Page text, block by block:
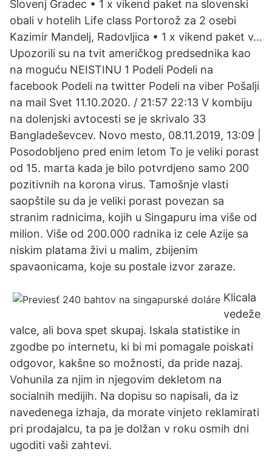
Slovenj Gradec • 1 x vikend paket na slovenski
obali v hotelih Life class Portorož za 2 osebi
Kazimir Mandelj, Radovljica • 1 x vikend paket v…
Upozorili su na tvit američkog predsednika kao
na moguću NEISTINU 1 Podeli Podeli na
facebook Podeli na twitter Podeli na viber Pošalji
na mail Svet 11.10.2020. / 21:57 22:13 V kombiju
na dolenjski avtocesti se je skrivalo 33
Bangladeševcev. Novo mesto, 08.11.2019, 13:09 |
Posodobljeno pred enim letom To je veliki porast
od 15. marta kada je bilo potvrdjeno samo 200
pozitivnih na korona virus. Tamošnje vlasti
saopštile su da je veliki porast povezan sa
stranim radnicima, kojih u Singapuru ima više od
milion. Više od 200.000 radnika iz cele Azije sa
niskim platama živi u malim, zbijenim
spavaonicama, koje su postale izvor zaraze.
Klicala
vedeže
valce, ali bova spet skupaj. Iskala statistike in
zgodbe po internetu, ki bi mi pomagale poiskati
odgovor, kakšne so možnosti, da pride nazaj.
Vohunila za njim in njegovim dekletom na
socialnih medijih. Na dopisu so napisali, da iz
navedenega izhaja, da morate vinjeto reklamirati
pri prodajalcu, ta pa je dolžan v roku osmih dni
ugoditi vaši zahtevi.